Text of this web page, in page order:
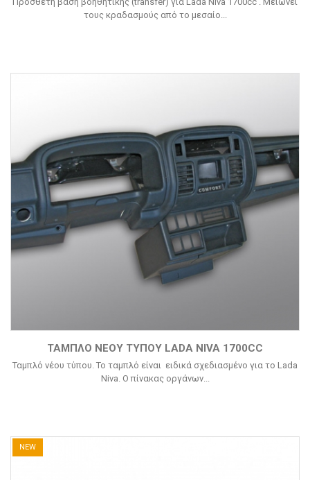
τους κραδασμούς από το μεσαίο...
ΤΑΜΠΛΌ ΝΈΟΥ ΤΎΠΟΥ LADA NIVA 1700CC
Ταμπλό νέου τύπου. Το ταμπλό είναι ειδικά σχεδιασμένο για το Lada
Niva. Ο πίνακας οργάνων...
NEW